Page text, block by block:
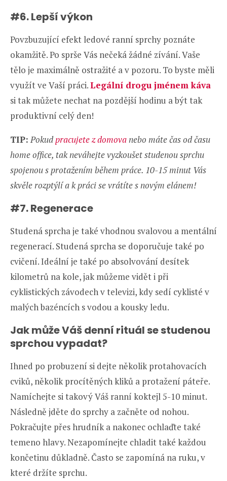
#6. Lepší výkon
Povzbuzující efekt ledové ranní sprchy poznáte
okamžitě. Po sprše Vás nečeká žádné zívání. Vaše
tělo je maximálně ostražité a v pozoru. To byste měli
využít ve Vaší práci.Legální drogu jménem káva
si tak můžete nechat na pozdější hodinu a být tak
produktivní celý den!
TIP: Pokudpracujete z domovanebo máte čas od času
home office, tak neváhejte vyzkoušet studenou sprchu
spojenou s protažením během práce. 10-15 minut Vás
skvěle rozptýlí a k práci se vrátíte s novým elánem!
#7. Regenerace
Studená sprcha je také vhodnou svalovou a mentální
regenerací. Studená sprcha se doporučuje také po
cvičení. Ideální je také po absolvování desítek
kilometrů na kole, jak můžeme vidět i při
cyklistických závodech v televizi, kdy sedí cyklisté v
malých bazéncích s vodou a kousky ledu.
Jak může Váš denní rituál se studenou
sprchou vypadat?
Ihned po probuzení si dejte několik protahovacích
cviků, několik procítěných kliků a protažení páteře.
Namíchejte si takový Váš ranní koktejl 5-10 minut.
Následně jděte do sprchy a začněte od nohou.
Pokračujte přes hrudník a nakonec ochlaďte také
temeno hlavy. Nezapomínejte chladit také každou
končetinu důkladně. Často se zapomíná na ruku, v
které držíte sprchu.